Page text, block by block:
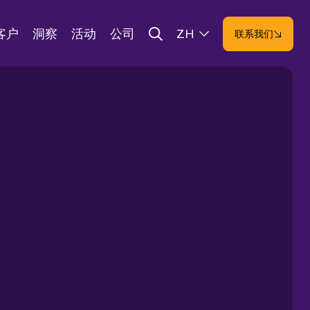
户 洞察 活动 公司 ZH 联系我们